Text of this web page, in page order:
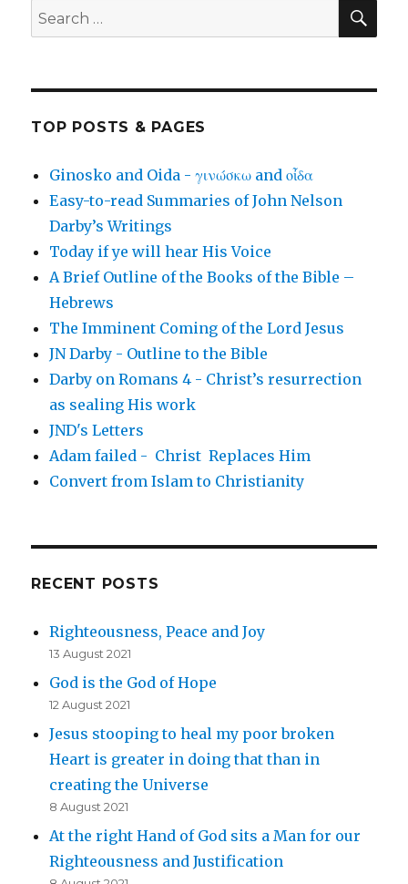
Search
for:
TOP POSTS & PAGES
Ginosko and Oida - γινώσκω and οἶδα
Easy-to-read Summaries of John Nelson
Darby’s Writings
Today if ye will hear His Voice
A Brief Outline of the Books of the Bible –
Hebrews
The Imminent Coming of the Lord Jesus
JN Darby - Outline to the Bible
Darby on Romans 4 - Christ’s resurrection
as sealing His work
JND's Letters
Adam failed - Christ Replaces Him
Convert from Islam to Christianity
RECENT POSTS
Righteousness, Peace and Joy
13 August 2021
God is the God of Hope
12 August 2021
Jesus stooping to heal my poor broken
Heart is greater in doing that than in
creating the Universe
8 August 2021
At the right Hand of God sits a Man for our
Righteousness and Justification